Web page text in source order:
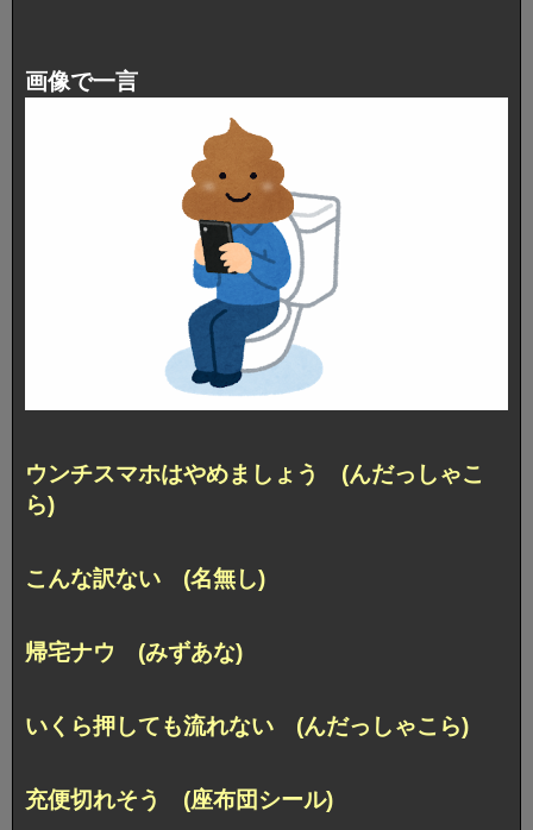
画像で一言
ウンチスマホはやめましょう (んだっしゃこ
ら)
こんな訳ない (名無し)
帰宅ナウ (みずあな)
いくら押しても流れない (んだっしゃこら)
充便切れそう (座布団シール)